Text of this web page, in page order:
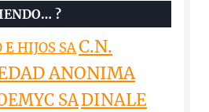
?
E HIJOS SAC.N.
ANONIMA
SADINALE